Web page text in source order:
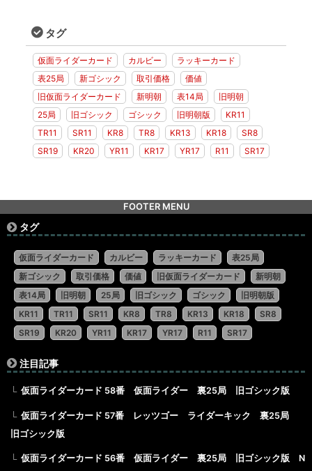
タグ
仮面ライダーカード カルビー
ラッキーカード
表25局
新ゴシック 取引価格
価値
旧仮面ライダーカード
新明朝 表14局
旧明朝
25局
旧ゴシック ゴシック 旧明朝版
KR11
TR11
SR11 KR8 TR8 KR13 KR18
SR8
SR19
KR20 YR11 KR17 YR17 R11 SR17
FOOTER MENU
タグ
仮面ライダーカード カルビー ラッキーカード
表25局
新ゴシック
取引価格 価値 旧仮面ライダーカード
新明朝
表14局
旧明朝 25局 旧ゴシック ゴシック
旧明朝版
KR11
TR11 SR11 KR8 TR8 KR13 KR18
SR8
SR19
KR20 YR11 KR17 YR17 R11 SR17
注目記事
仮面ライダーカード 58番 仮面ライダー 裏25局 旧ゴシック版
仮面ライダーカード 57番 レッツゴー ライダーキック 裏25局
旧ゴシック版
仮面ライダーカード 56番 仮面ライダー 裏25局 旧ゴシック版 N